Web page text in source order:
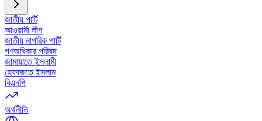
জাতীয় পার্টি
আওয়ামী লীগ
জাতীয় নাগরিক পার্টি
গণঅধিকার পরিষদ
জামায়াতে ইসলামী
হেফাজতে ইসলাম
বিএনপি
অর্থনীতি